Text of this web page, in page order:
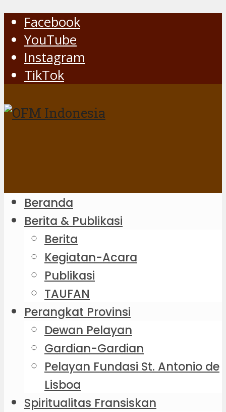
Facebook
YouTube
Instagram
TikTok
Beranda
Berita & Publikasi
Berita
Kegiatan-Acara
Publikasi
TAUFAN
Perangkat Provinsi
Dewan Pelayan
Gardian-Gardian
Pelayan Fundasi St. Antonio de
Lisboa
Spiritualitas Fransiskan